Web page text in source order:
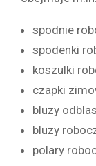
spodnie
spodenki
koszulki
czapki
bluzy
bluzy
polary